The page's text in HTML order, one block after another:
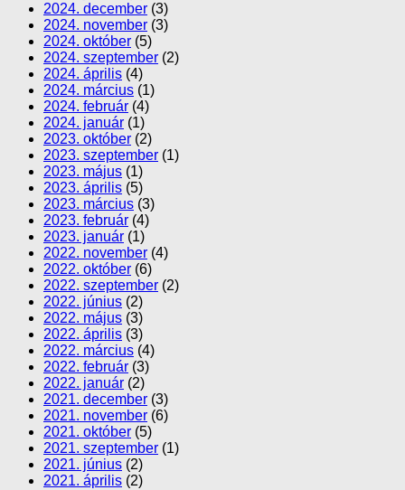
2024. december (3)
2024. november (3)
2024. október (5)
2024. szeptember (2)
2024. április (4)
2024. március (1)
2024. február (4)
2024. január (1)
2023. október (2)
2023. szeptember (1)
2023. május (1)
2023. április (5)
2023. március (3)
2023. február (4)
2023. január (1)
2022. november (4)
2022. október (6)
2022. szeptember (2)
2022. június (2)
2022. május (3)
2022. április (3)
2022. március (4)
2022. február (3)
2022. január (2)
2021. december (3)
2021. november (6)
2021. október (5)
2021. szeptember (1)
2021. június (2)
2021. április (2)